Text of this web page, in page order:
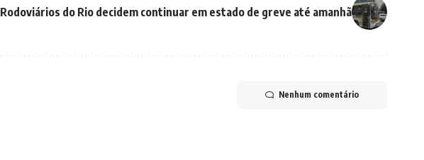
Rodoviários do Rio decidem continuar em estado de greve até amanhã
Nenhum comentário